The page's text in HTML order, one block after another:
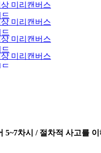
미리캔버스
미리캔버스
미리캔버스
미리캔버스
5~7차시 / 절차적 사고를 이